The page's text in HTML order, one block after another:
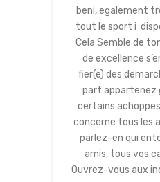
beni, egalement
tout le sport i
Cela Semble de
de excellence
fier(e) des
part appartenez
certains
concerne tous les
parlez-en qui
amis, tous vos
Ouvrez-vous aux